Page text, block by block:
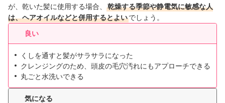
が、乾いた髪に使用する場合、
乾燥する季節や静電気に敏感な人
は、ヘアオイルなどと併用するとよいでしょう。
良い
くしを通すと髪がサラサラになった
クレンジングのため、頭皮の毛穴汚れにもアプローチできる
丸ごと水洗いできる
気になる